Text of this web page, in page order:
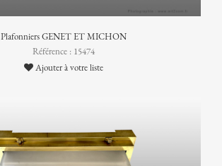
Plafonniers GENET ET MICHON
Référence : 15474
Ajouter à votre liste